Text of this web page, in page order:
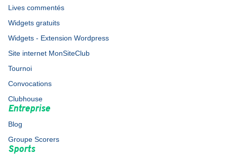
Lives commentés
Widgets gratuits
Widgets - Extension Wordpress
Site internet MonSiteClub
Tournoi
Convocations
Clubhouse
Entreprise
Blog
Groupe Scorers
Sports